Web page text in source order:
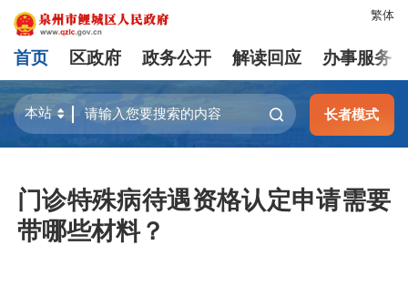
繁体
首页 区政府 政务公开 解读回应 办事服务
长者模式
门诊特殊病待遇资格认定申请需要
带哪些材料？